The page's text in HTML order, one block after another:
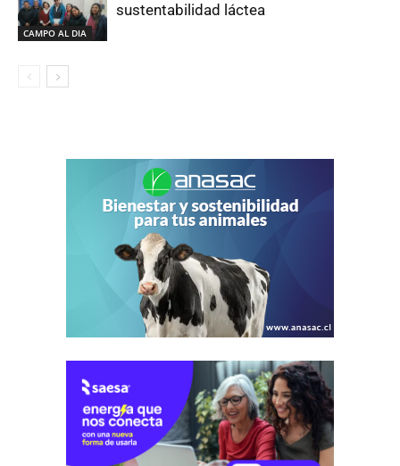
CAMPO AL DIA
sustentabilidad láctea